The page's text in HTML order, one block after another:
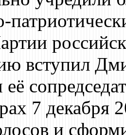
вступил
7 декабря
и